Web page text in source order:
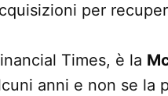
per
Times, è la
anni e non se la